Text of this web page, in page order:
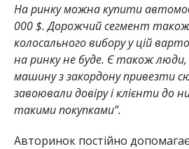
На ринку можна купити
000 $. Дорожчий сегмент
колосального вибору у цій
на ринку не буде. Є також люди,
машину з закордону привезти
завоювали довіру і клієнти до
такими покупками”.
Авторинок постійно